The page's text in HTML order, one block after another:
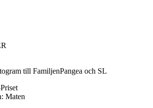
till FamiljenPangea och SL
Maten